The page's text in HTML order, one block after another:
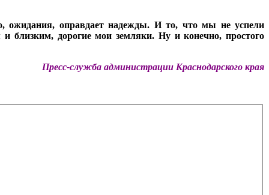
ожидания, оправдает надежды. И то, что мы не успели
близким, дорогие мои земляки. Ну и конечно, простого
Пресс-служба администрации Краснодарского края